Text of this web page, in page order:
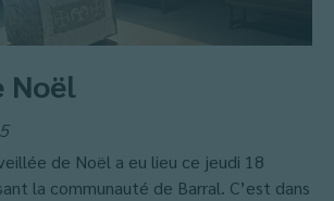
Noël
de Noël a eu lieu ce jeudi 18
la communauté de Barral. C’est dans